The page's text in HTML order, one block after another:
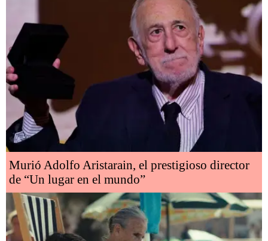
Murió Adolfo Aristarain, el prestigioso director
de “Un lugar en el mundo”